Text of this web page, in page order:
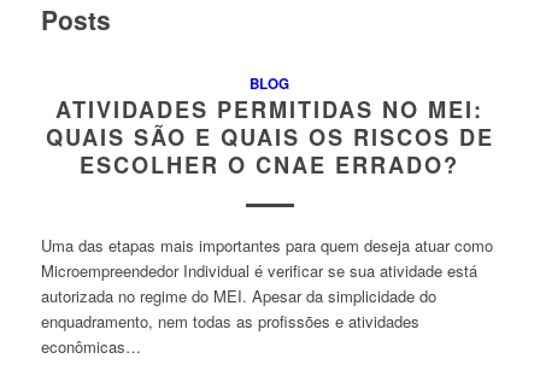
Posts
BLOG
ATIVIDADES PERMITIDAS NO MEI:
QUAIS SÃO E QUAIS OS RISCOS DE
ESCOLHER O CNAE ERRADO?
Uma das etapas mais importantes para quem deseja atuar como
Microempreendedor Individual é verificar se sua atividade está
autorizada no regime do MEI. Apesar da simplicidade do
enquadramento, nem todas as profissões e atividades
econômicas…